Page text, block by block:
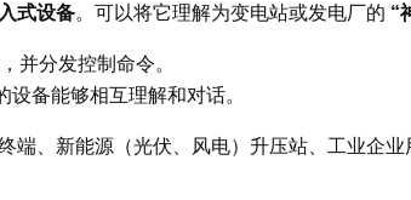
式设备。可以将它理解为变电站或发电厂的 “
并分发控制命令。
设备能够相互理解和对话。
端、新能源（光伏、风电）升压站、工业企业